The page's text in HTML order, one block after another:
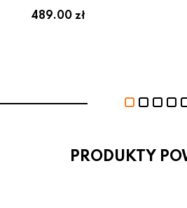
489.00 zł
PRODUKTY